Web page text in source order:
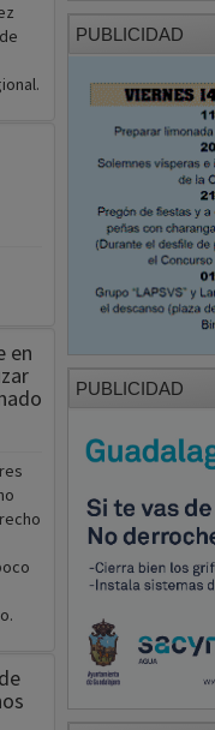
en
PUBLICIDAD
PUBLICIDAD